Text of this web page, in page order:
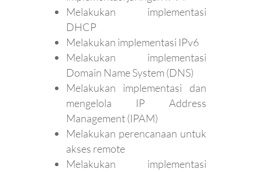
Melakukan implementasi
DHCP
Melakukan implementasi IPv6
Melakukan implementasi
Domain Name System (DNS)
Melakukan implementasi dan
mengelola IP Address
Management (IPAM)
Melakukan perencanaan untuk
akses remote
Melakukan implementasi